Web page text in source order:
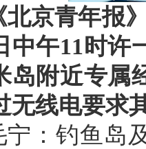
北京青年报
中午11时许
岛附近专属
无线电要求
宁：钓鱼岛